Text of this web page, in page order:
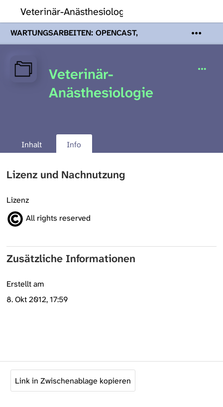
Veterinär-Anästhesiologie
WARTUNGSARBEITEN: OPENCAST,
PODCASTS & TOBIRA
Mi 19. August
Wartungsarbeiten an den Opencast-
Servern werden Ihnen Podcasts,
Opencast-Videos und Tobira nicht zur
Verfügung stehen. Kontakt:
Veterinär-
Anästhesiologie
Inhalt Info
Lizenz und Nachnutzung
Lizenz
All rights reserved
Zusätzliche Informationen
Erstellt am
8. Okt 2012, 17:59
Link in Zwischenablage kopieren